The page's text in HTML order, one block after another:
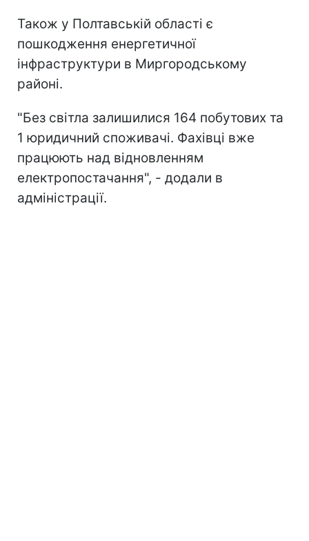
Також у Полтавській області є
пошкодження енергетичної
інфраструктури в Миргородському
районі.
"Без світла залишилися 164 побутових та
1 юридичний споживачі. Фахівці вже
працюють над відновленням
електропостачання", - додали в
адміністрації.